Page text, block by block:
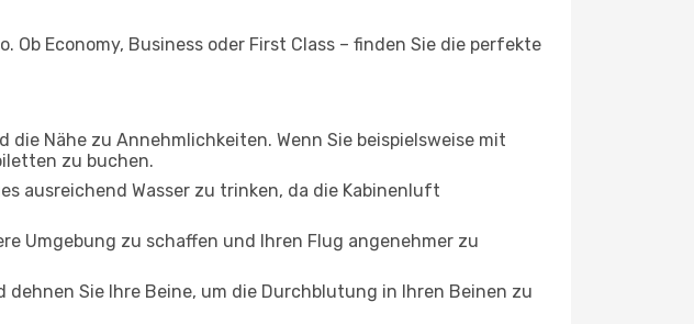
Economy, Business oder First Class – finden Sie die perfekte
Nähe zu Annehmlichkeiten. Wenn Sie beispielsweise mit
zu buchen.
ausreichend Wasser zu trinken, da die Kabinenluft
Umgebung zu schaffen und Ihren Flug angenehmer zu
Sie Ihre Beine, um die Durchblutung in Ihren Beinen zu